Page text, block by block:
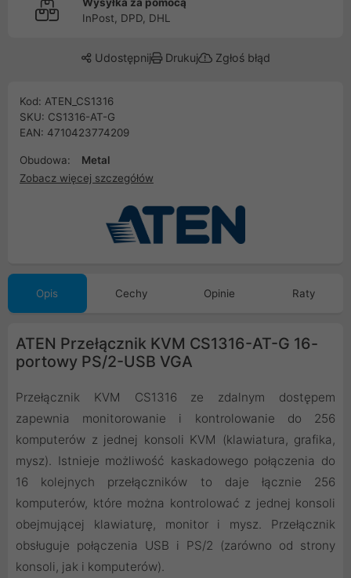
InPost, DPD, DHL
Udostępnij Drukuj Zgłoś błąd
Kod: ATEN_CS1316
SKU: CS1316-AT-G
EAN: 4710423774209
Obudowa:
Metal
Zobacz więcej szczegółów
Opis Cechy Opinie Raty
ATEN Przełącznik KVM CS1316-AT-G 16-
portowy PS/2-USB VGA
Przełącznik KVM CS1316 ze zdalnym dostępem
zapewnia monitorowanie i kontrolowanie do 256
komputerów z jednej konsoli KVM (klawiatura, grafika,
mysz). Istnieje możliwość kaskadowego połączenia do
16 kolejnych przełączników to daje łącznie 256
komputerów, które można kontrolować z jednej konsoli
obejmującej klawiaturę, monitor i mysz. Przełącznik
obsługuje połączenia USB i PS/2 (zarówno od strony
konsoli, jak i komputerów).